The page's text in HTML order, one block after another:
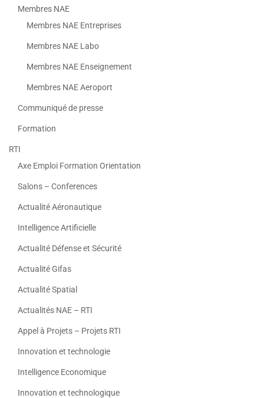
Membres NAE
Membres NAE Entreprises
Membres NAE Labo
Membres NAE Enseignement
Membres NAE Aeroport
Communiqué de presse
Formation
RTI
Axe Emploi Formation Orientation
Salons – Conferences
Actualité Aéronautique
Intelligence Artificielle
Actualité Défense et Sécurité
Actualité Gifas
Actualité Spatial
Actualités NAE – RTI
Appel à Projets – Projets RTI
Innovation et technologie
Intelligence Economique
Innovation et technologique